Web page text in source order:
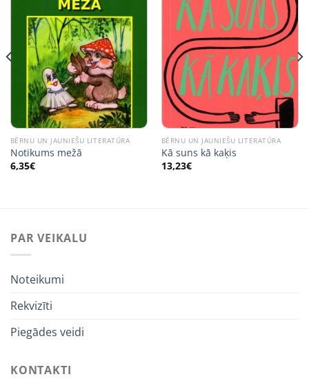
BĒRNU UN JAUNIEŠU LITERATŪRA
Notikums mežā
6,35€
BĒRNU UN JAUNIEŠU LITERATŪRA
Kā suns kā kaķis
13,23€
PAR VEIKALU
Noteikumi
Rekvizīti
Piegādes veidi
KONTAKTI